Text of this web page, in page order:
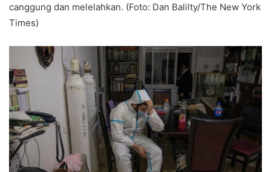
canggung dan melelahkan. (Foto: Dan Balilty/The New York
Times)